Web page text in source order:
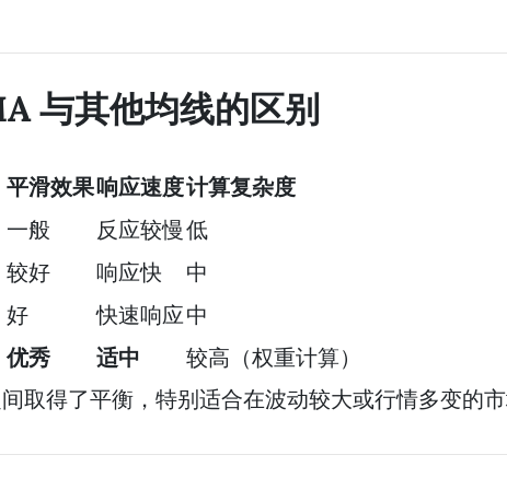
与其他均线的区别
平滑效果响应速度计算复杂度
一般 反应较慢低
较好 响应快
中
好 快速响应中
优秀 适中
较高（权重计算）
取得了平衡，特别适合在波动较大或行情多变的市